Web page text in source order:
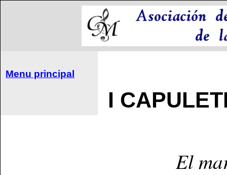
Menu principal
I
El